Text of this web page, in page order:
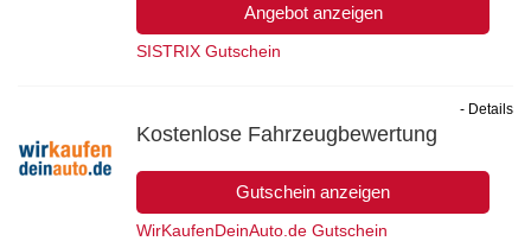
Angebot anzeigen
SISTRIX Gutschein
Kostenlose Fahrzeugbewertung
Gutschein anzeigen
- Details
WirKaufenDeinAuto.de Gutschein